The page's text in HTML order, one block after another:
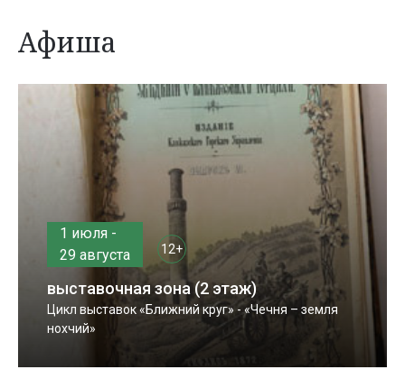
Афиша
1 июля -
29 августа
12+
выставочная зона (2 этаж)
Цикл выставок «Ближний круг» - «Чечня – земля
нохчий»